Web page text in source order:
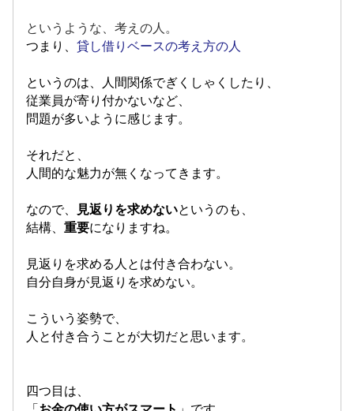
というような、考えの人。
つまり、 貸し借りベースの考え方の人
というのは、人間関係でぎくしゃくしたり、
従業員が寄り付かないなど、
問題が多いように感じます。
それだと、
人間的な魅力が無くなってきます。
なので、 見返りを求めないというのも、
結構、 重要になりますね。
見返りを求める人とは付き合わない。
自分自身が見返りを求めない。
こういう姿勢で、
人と付き合うことが大切だと思います。
四つ目は、